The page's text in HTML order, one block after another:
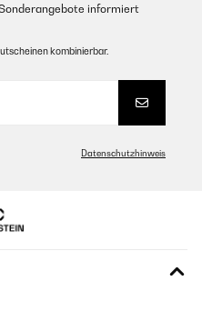
informiert
kombinierbar.
Datenschutzhinweis